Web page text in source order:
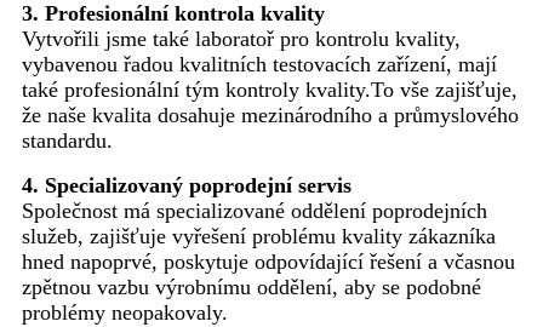
3. Profesionální kontrola kvality
Vytvořili jsme také laboratoř pro kontrolu kvality,
vybavenou řadou kvalitních testovacích zařízení, mají
také profesionální tým kontroly kvality.To vše zajišťuje,
že naše kvalita dosahuje mezinárodního a průmyslového
standardu.
4. Specializovaný poprodejní servis
Společnost má specializované oddělení poprodejních
služeb, zajišťuje vyřešení problému kvality zákazníka
hned napoprvé, poskytuje odpovídající řešení a včasnou
zpětnou vazbu výrobnímu oddělení, aby se podobné
problémy neopakovaly.